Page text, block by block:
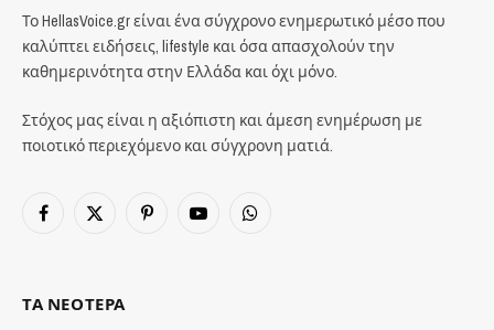
Το HellasVoice.gr είναι ένα σύγχρονο ενημερωτικό μέσο που
καλύπτει ειδήσεις, lifestyle και όσα απασχολούν την
καθημερινότητα στην Ελλάδα και όχι μόνο.
Στόχος μας είναι η αξιόπιστη και άμεση ενημέρωση με
ποιοτικό περιεχόμενο και σύγχρονη ματιά.
Facebook
X
PinterestYouTubeWhatsApp
ΤΑ ΝΕΟΤΕΡΑ